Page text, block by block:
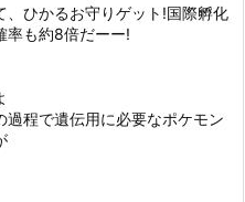
、ひかるお守りゲット!国際孵化
率も約8倍だーー!
程で遺伝用に必要なポケモン